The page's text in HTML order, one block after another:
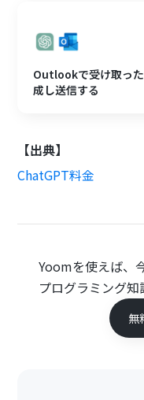
Outlookで受け取っ
成し送信する
【出典】
ChatGPT料金
Yoomを使えば、
プログラミング知
無